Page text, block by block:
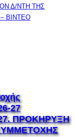
Δ/ΝΤΗ ΤΗΣ
ΒΙΝΤΕΟ
27
ΠΡΟΚΗΡΥΞΗ